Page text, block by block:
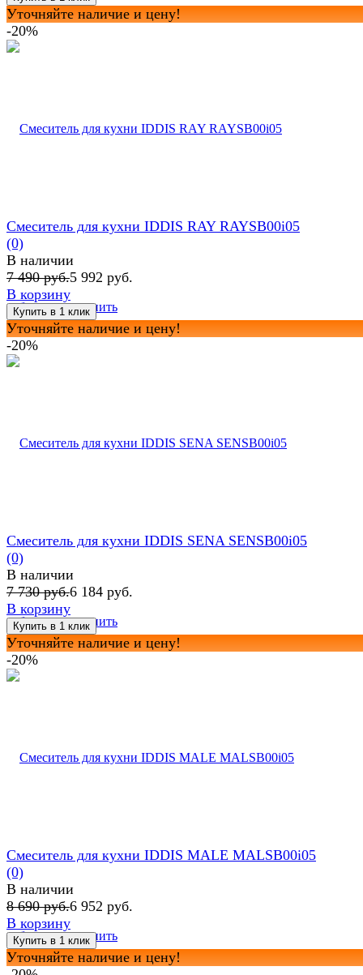
Уточняйте наличие и цену!
-20%
избранное сравнить
Смеситель для кухни IDDIS RAY RAYSB00i05
(0)
В наличии
7 490 руб.5 992 руб.
В корзину
Уточняйте наличие и цену!
-20%
избранное сравнить
Смеситель для кухни IDDIS SENA SENSB00i05
(0)
В наличии
7 730 руб.6 184 руб.
В корзину
Уточняйте наличие и цену!
-20%
избранное сравнить
Смеситель для кухни IDDIS MALE MALSB00i05
(0)
В наличии
8 690 руб.6 952 руб.
В корзину
Уточняйте наличие и цену!